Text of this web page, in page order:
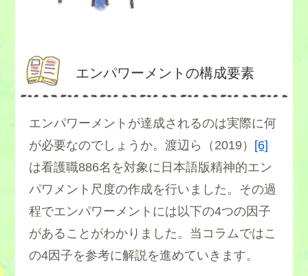
エンパワーメントの構成要素
エンパワーメントが達成されるのは実際に何
が必要なのでしょうか。渡辺ら（2019） [6]
は看護職886名を対象に日本語版精神的エン
パワメント尺度の作成を行いました。その過
程でエンパワーメントには以下の4つの因子
があることがわかりました。当コラムではこ
の4因子を参考に解説を進めていきます。